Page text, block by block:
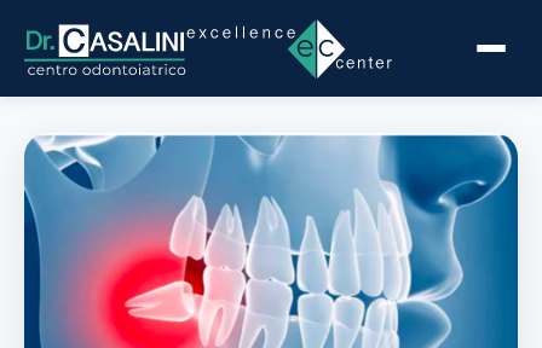
Denti del Giudizio
Indietro